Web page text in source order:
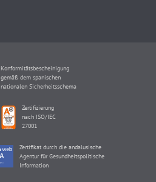
Konformitätsbescheinigung
gemäß dem spanischen
nationalen Sicherheitsschema
Zertifizierung
nach ISO/IEC
27001
Zertifikat durch die andalusische
Agentur für Gesundheitspolitische
Information